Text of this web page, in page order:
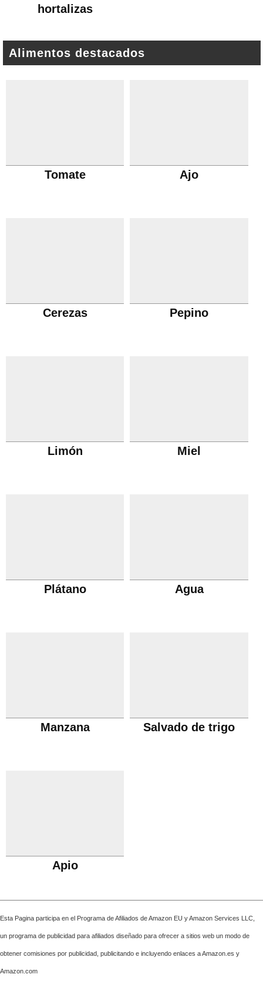
hortalizas
Alimentos destacados
Tomate Ajo
Cerezas Pepino
Limón Miel
Plátano Agua
Manzana Salvado de trigo
Apio
Esta Pagina participa en el Programa de Afiliados de Amazon EU y Amazon Services LLC,
un programa de publicidad para afiliados diseñado para ofrecer a sitios web un modo de
obtener comisiones por publicidad, publicitando e incluyendo enlaces a Amazon.es y
Amazon.com